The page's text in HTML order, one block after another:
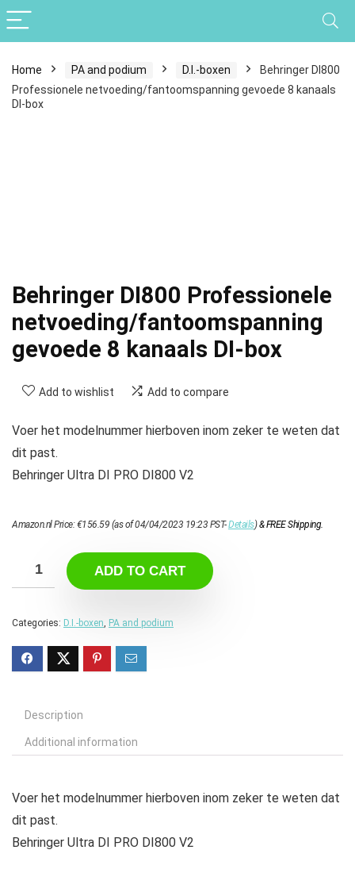
Home PA and podium D.I.-boxen
Behringer DI800
Professionele netvoeding/fantoomspanning gevoede 8 kanaals
DI-box
Behringer DI800 Professionele
netvoeding/fantoomspanning
gevoede 8 kanaals DI-box
Add to wishlist Add to compare
Voer het modelnummer hierboven inom zeker te weten dat
dit past.
Behringer Ultra DI PRO DI800 V2
Amazon.nl Price:€156.59 (as of 04/04/2023 19:23 PST-Details)&FREE Shipping.
ADD TO CART
Categories: D.I.-boxen PA and podium
Description
Additional information
Voer het modelnummer hierboven inom zeker te weten dat
dit past.
Behringer Ultra DI PRO DI800 V2